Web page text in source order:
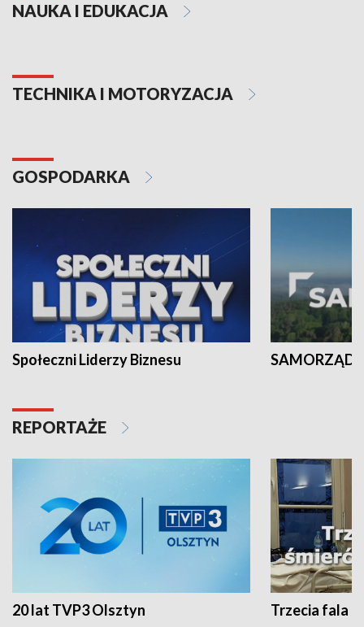
NAUKA I EDUKACJA
TECHNIKA I MOTORYZACJA
GOSPODARKA
Społeczni Liderzy Biznesu SAMORZĄD
REPORTAŻE
20 lat TVP3 Olsztyn Trzecia fala -